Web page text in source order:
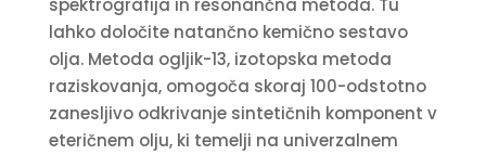
spektrografija in resonančna metoda. Tu
lahko določite natančno kemično sestavo
olja. Metoda ogljik-13, izotopska metoda
raziskovanja, omogoča skoraj 100-odstotno
zanesljivo odkrivanje sintetičnih komponent v
eteričnem olju, ki temelji na univerzalnem